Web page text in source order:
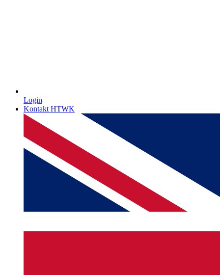
Login
Kontakt HTWK